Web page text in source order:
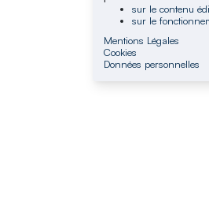
sur le contenu
sur le
Mentions Légales
Cookies
Données personnelles